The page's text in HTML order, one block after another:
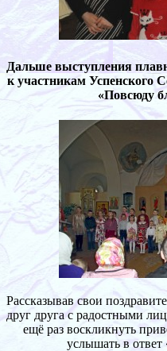
Дальше выступления
к участникам Успенского
«Повсюду
Рассказывав свои
друг друга с радостными
ещё раз воскликнуть
услышать в